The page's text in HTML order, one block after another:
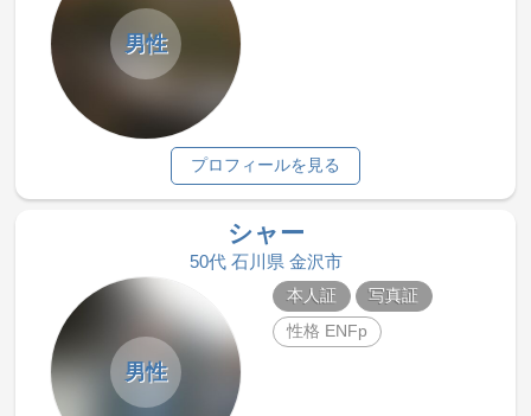
男性
プロフィールを見る
シャー
50代 石川県 金沢市
男性
本人証
写真証
性格 ENFp